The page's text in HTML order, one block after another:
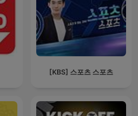
[KBS] 스포츠 스포츠